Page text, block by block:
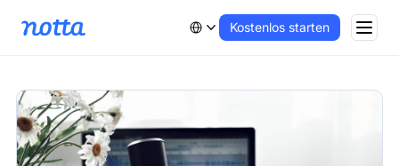
Kostenlos starten